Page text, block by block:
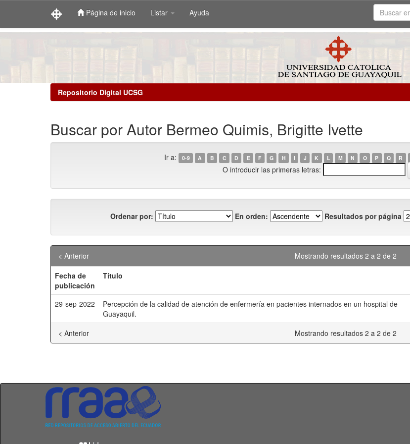
Página de inicio Listar Ayuda
Repositorio Digital UCSG
Buscar por Autor Bermeo Quimis, Brigitte Ivette
Ir a: 0-9 A B C D E F G H I J K L M N O P Q R
O introducir las primeras letras:
Ordenar por: En orden: Resultados por página
Mostrando resultados 2 a 2 de 2
< Anterior
Fecha de
publicación
Título
29-sep-2022
Percepción de la calidad de atención de enfermería en pacientes internados en un hospital de
Guayaquil.
Mostrando resultados 2 a 2 de 2
< Anterior